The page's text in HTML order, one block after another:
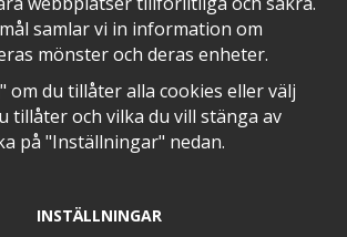
SNABB LEVERANS MED
EN DEL AV
samlar vi in information om
mönster och deras enheter.
om du tillåter alla cookies eller välj
tillåter och vilka du vill stänga av
på "Inställningar" nedan.
INSTÄLLNINGAR